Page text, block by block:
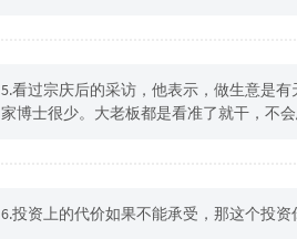
5.看过宗庆后的采访，他表示，做生意是
家博士很少。大老板都是看准了就干，不会
6.投资上的代价如果不能承受，那这个投资